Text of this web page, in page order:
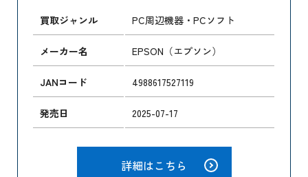
買取ジャンル PC周辺機器・PCソフト
メーカー名 EPSON（エプソン）
JANコード 4988617527119
発売日 2025-07-17
詳細はこちら